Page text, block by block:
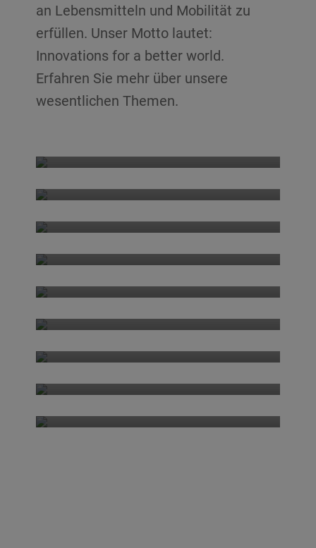
an Lebensmitteln und Mobilität zu
erfüllen. Unser Motto lautet:
Innovations for a better world.
Erfahren Sie mehr über unsere
wesentlichen Themen.
Digitalization
Digital platform
Industry 4.0
Sustainability
Waste reduction
PET recycling
Resource efficiency
Energy efficiency